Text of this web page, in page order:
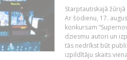
Starptautiskajā
Ar šodienu, 17.
konkursam
dziesmu autori un
tās nedrīkst būt
izpildītāju skaits